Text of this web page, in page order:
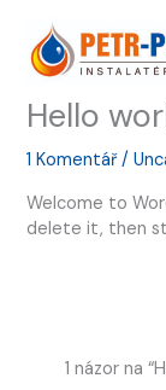
obsah
Hello
1 Komentář /
Welcome to
delete it, then
1 názor na